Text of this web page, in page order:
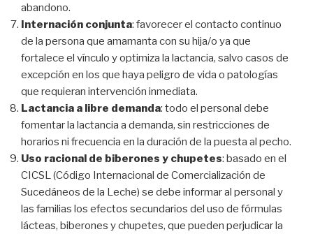
abandono.
Internación conjunta: favorecer el contacto continuo
de la persona que amamanta con su hija/o ya que
fortalece el vínculo y optimiza la lactancia, salvo casos de
excepción en los que haya peligro de vida o patologías
que requieran intervención inmediata.
Lactancia a libre demanda: todo el personal debe
fomentar la lactancia a demanda, sin restricciones de
horarios ni frecuencia en la duración de la puesta al pecho.
Uso racional de biberones y chupetes: basado en el
CICSL (Código Internacional de Comercialización de
Sucedáneos de la Leche) se debe informar al personal y
las familias los efectos secundarios del uso de fórmulas
lácteas, biberones y chupetes, que pueden perjudicar la